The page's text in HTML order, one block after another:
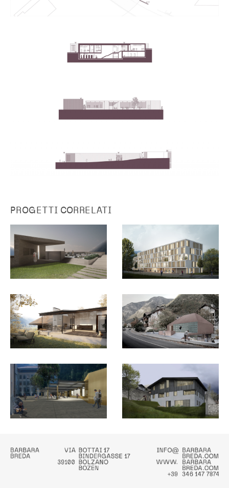
PROGETTI CORRELATI
Ampliamento cimitero di
Trens
Ipes Brunico
Casa della comunità di
Fortezza
Erweiterung eines
Bauernhofs in Afing
Wobi Kirchacker Martell
Tschurtschenthaler Park
Bruneck